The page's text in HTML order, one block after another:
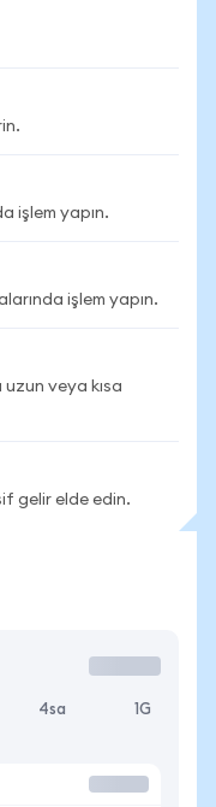
işlem yapın.
işlem yapın.
veya kısa
gelir elde edin.
4sa 1G